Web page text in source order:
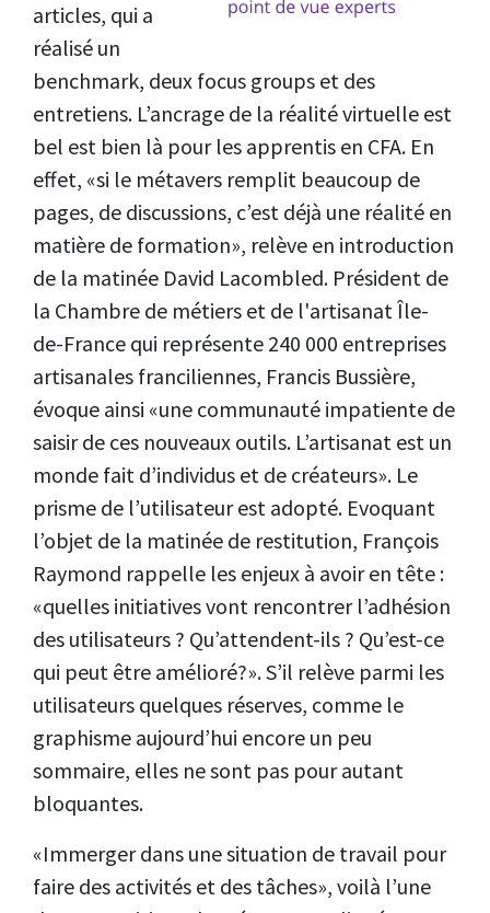
articles, qui a
réalisé un
benchmark, deux focus groups et des
entretiens. L’ancrage de la réalité virtuelle est
bel est bien là pour les apprentis en CFA. En
effet, «si le métavers remplit beaucoup de
pages, de discussions, c’est déjà une réalité en
matière de formation», relève en introduction
de la matinée David Lacombled. Président de
la Chambre de métiers et de l'artisanat Île-
de-France qui représente 240 000 entreprises
artisanales franciliennes, Francis Bussière,
évoque ainsi «une communauté impatiente de
saisir de ces nouveaux outils. L’artisanat est un
monde fait d’individus et de créateurs». Le
prisme de l’utilisateur est adopté. Evoquant
l’objet de la matinée de restitution, François
Raymond rappelle les enjeux à avoir en tête :
«quelles initiatives vont rencontrer l’adhésion
des utilisateurs ? Qu’attendent-ils ? Qu’est-ce
qui peut être amélioré?». S’il relève parmi les
utilisateurs quelques réserves, comme le
graphisme aujourd’hui encore un peu
sommaire, elles ne sont pas pour autant
bloquantes.
«Immerger dans une situation de travail pour
faire des activités et des tâches», voilà l’une